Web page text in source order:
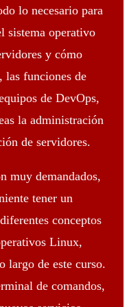
lo necesario para
sistema operativo
y cómo
las funciones de
de DevOps,
la administración
de servidores.
muy demandados,
tener un
conceptos
Linux,
largo de este curso.
de comandos,